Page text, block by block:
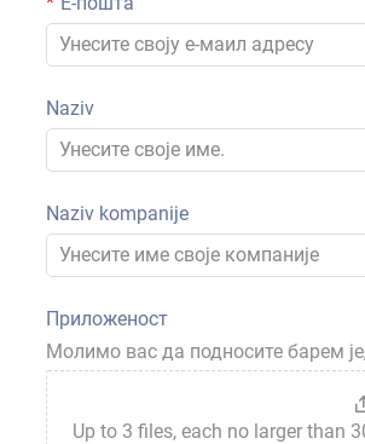
Naziv
Naziv kompanije
Приложеност
Молимо вас да подносите барем
Up to 3 files, each no larger than